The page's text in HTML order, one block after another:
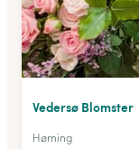
Vedersø Blomster
Hørning